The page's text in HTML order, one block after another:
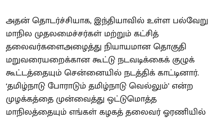
அதன் தொடர்ச்சியாக, இந்தியாவில் உள்ள பல்வேறு
மாநில முதலமைச்சர்கள் மற்றும் கட்சித்
தலைவர்களைஅழைத்து நியாயமான தொகுதி
மறுவரையறைக்கான கூட்டு நடவடிக்கைக் குழுக்
கூட்டத்தையும் சென்னையில் நடத்திக் காட்டினார்.
‘தமிழ்நாடு போராடும் தமிழ்நாடு வெல்லும்’ என்ற
முழக்கத்தை முன்வைத்து ஒட்டுமொத்த
மாநிலத்தையும் எங்கள் கழகத் தலைவர் ஓரணியில்